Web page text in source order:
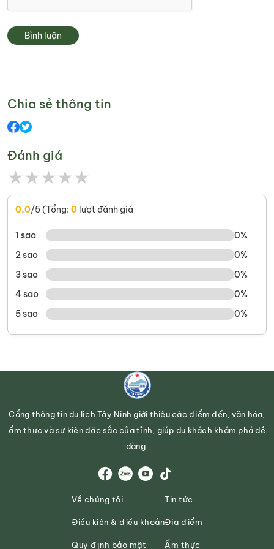
Bình luận
Chia sẻ thông tin
Đánh giá
★★★★★
0,0/5 (Tổng: 0 lượt đánh giá
1 sao
0%
2 sao
0%
3 sao
0%
4 sao
0%
5 sao
0%
Cổng thông tin du lịch Tây Ninh giới thiệu các điểm đến, văn hóa,
ẩm thực và sự kiện đặc sắc của tỉnh, giúp du khách khám phá dễ
dàng.
Về chúng tôi
Điều kiện & điều khoản
Quy định bảo mật
Tin tức
Địa điểm
Ẩm thực